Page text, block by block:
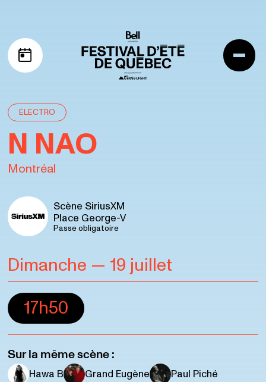
Mon horaire
ÉLECTRO
N NAO
Montréal
Scène SiriusXM
Place George-V
Passe obligatoire
Dimanche — 19 juillet
17h50
Sur la même scène :
Hawa B Grand Eugène Paul Piché